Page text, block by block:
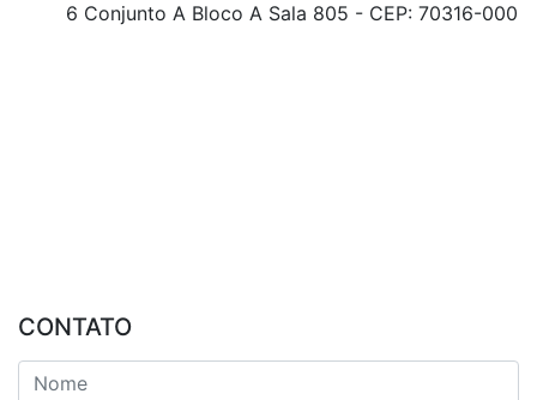
6 Conjunto A Bloco A Sala 805 - CEP: 70316-000
CONTATO